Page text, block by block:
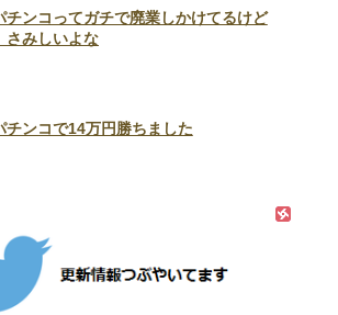
チンコってガチで廃業しかけてるけど
さみしいよな
チンコで14万円勝ちました